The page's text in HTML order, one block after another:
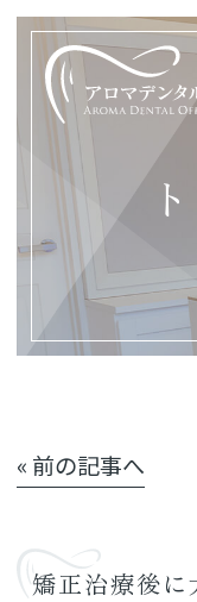
« 前の記事へ
矯正治療後に